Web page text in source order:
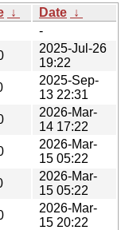
↓ Date ↓
-
2025-Jul-26
19:22
2025-Sep-
13 22:31
2026-Mar-
14 17:22
2026-Mar-
15 05:22
2026-Mar-
15 05:22
2026-Mar-
15 20:22